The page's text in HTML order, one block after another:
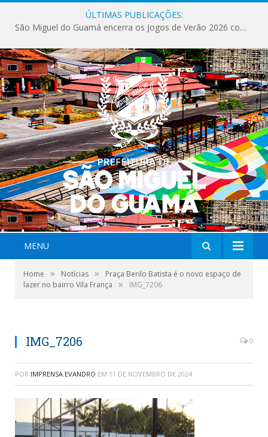
ÚLTIMAS PUBLICAÇÕES:
São Miguel do Guamá encerra os Jogos de Verão 2026 com sucesso de público e competições.
MENU
Home » Notícias »
Praça Berilo Batista é o novo espaço de
lazer no bairro Vila França
» IMG_7206
IMG_7206 0
POR IMPRENSA.EVANDRO EM 11 DE NOVEMBRO DE 2024